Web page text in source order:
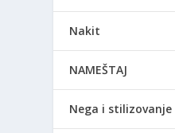
Nakit
NAMEŠTAJ
Nega i stilizovanje